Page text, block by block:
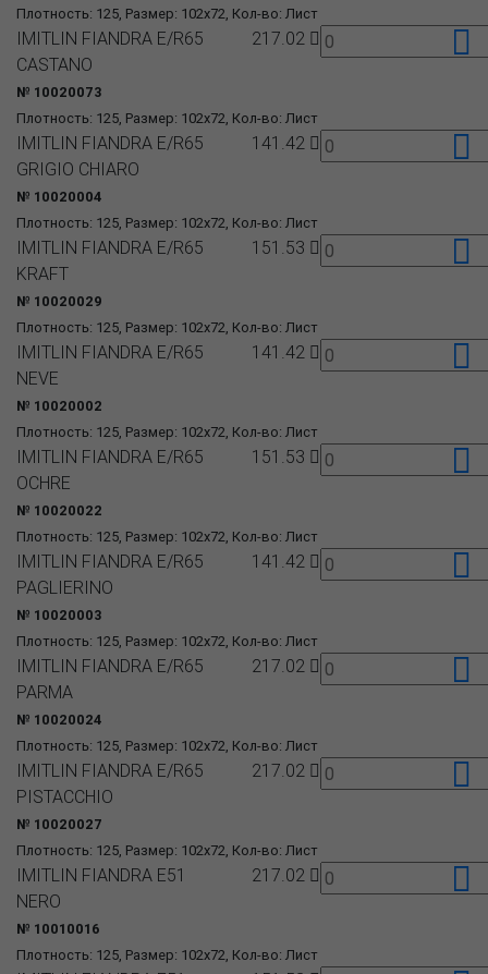
Плотность: 125, Размер: 102x72, Кол-во: Лист
Плотность: 125, Размер: 102x72, Кол-во: Лист
IMITLIN FIANDRA E/R65
CASTANO
№ 10020073
217.02
Плотность: 125, Размер: 102x72, Кол-во: Лист
IMITLIN FIANDRA E/R65
GRIGIO CHIARO
№ 10020004
141.42
Плотность: 125, Размер: 102x72, Кол-во: Лист
IMITLIN FIANDRA E/R65
KRAFT
№ 10020029
151.53
Плотность: 125, Размер: 102x72, Кол-во: Лист
IMITLIN FIANDRA E/R65
NEVE
№ 10020002
141.42
Плотность: 125, Размер: 102x72, Кол-во: Лист
IMITLIN FIANDRA E/R65
OCHRE
№ 10020022
151.53
Плотность: 125, Размер: 102x72, Кол-во: Лист
IMITLIN FIANDRA E/R65
PAGLIERINO
№ 10020003
141.42
Плотность: 125, Размер: 102x72, Кол-во: Лист
IMITLIN FIANDRA E/R65
PARMA
№ 10020024
217.02
Плотность: 125, Размер: 102x72, Кол-во: Лист
IMITLIN FIANDRA E/R65
PISTACCHIO
№ 10020027
217.02
Плотность: 125, Размер: 102x72, Кол-во: Лист
IMITLIN FIANDRA E51
NERO
№ 10010016
217.02